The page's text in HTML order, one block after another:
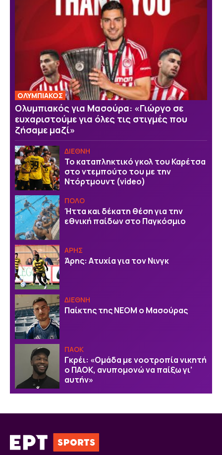
ΟΛΥΜΠΙΑΚΟΣ
Ολυμπιακός για Μασούρα: «Γιώργο σε
ευχαριστούμε για όλες τις στιγμές που
ζήσαμε μαζί»
ΔΙΕΘΝΗ
Το καταπληκτικό γκολ του Καρέτσα
στο ντεμπούτο του με την
Ντόρτμουντ (video)
ΠΟΛΟ
Ήττα και δέκατη θέση για την
εθνική παίδων στο Παγκόσμιο
ΑΡΗΣ
Άρης: Ατυχία για τον Νινγκ
ΔΙΕΘΝΗ
Παίκτης της ΝΕΟΜ ο Μασούρας
ΠΑΟΚ
Γκρέι: «Ομάδα με νοοτροπία νικητή
ο ΠΑΟΚ, ανυπομονώ να παίξω γι’
αυτήν»